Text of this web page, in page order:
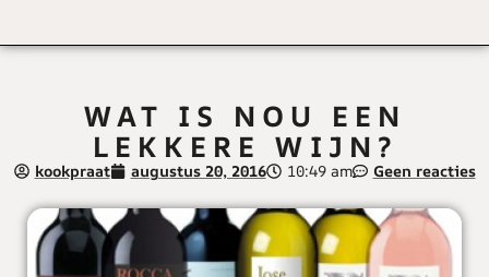
WAT IS NOU EEN
LEKKERE WIJN?
kookpraat augustus 20, 2016 10:49 am Geen reacties